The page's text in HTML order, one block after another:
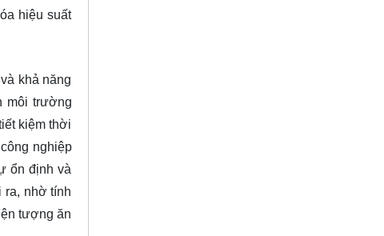
hiệu suất
khả năng
môi trường
kiệm thời
nghiệp
ổn định và
ra, nhờ tính
tượng ăn